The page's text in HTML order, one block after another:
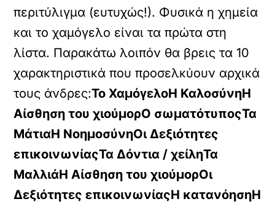
περιτύλιγμα (ευτυχώς!). Φυσικά η χημεία
και το χαμόγελο είναι τα πρώτα στη
λίστα. Παρακάτω λοιπόν θα βρεις τα 10
χαρακτηριστικά που προσελκύουν αρχικά
τους άνδρες:Το ΧαμόγελοΗ ΚαλοσύνηΗ
Αίσθηση του χιούμορΟ σωματότυποςΤα
ΜάτιαΗ ΝοημοσύνηΟι Δεξιότητες
επικοινωνίαςΤα Δόντια / χείληΤα
ΜαλλιάΗ Αίσθηση του χιούμορΟι
Δεξιότητες επικοινωνίαςΗ κατανόησηΗ